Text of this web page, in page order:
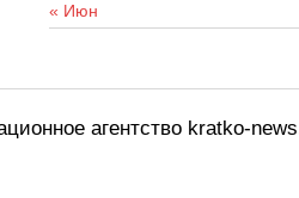
« Июн
агентство kratko-